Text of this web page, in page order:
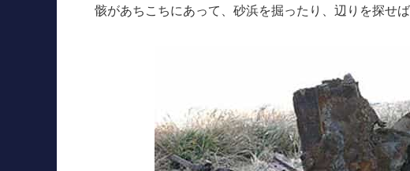
骸があちこちにあって、砂浜を掘ったり、辺りを探せ